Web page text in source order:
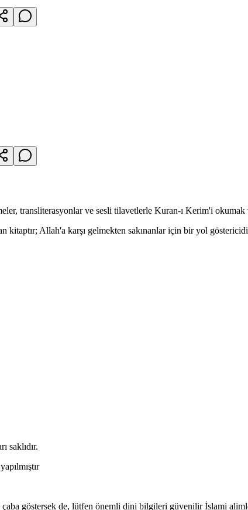
transliterasyonlar ve sesli tilavetlerle Kuran-ı Kerim'i
kitaptır; Allah'a karşı gelmekten sakınanlar için bir yol
saklıdır.
göstersek de, lütfen önemli dini bilgileri güvenilir İslami